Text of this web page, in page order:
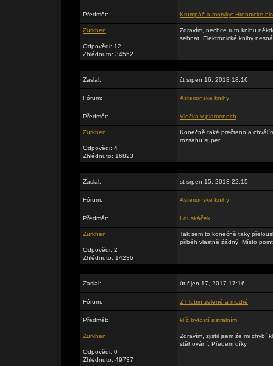
Předmět: Krumpáč a motyky: Hrobnické
Zurkhen
Odpovědi: 12
Zhlédnuto: 34552
Zdravím, nechce tuto knihu
sehnat. Elektronické knihy
Zaslal: čt srpen 16, 2018 18:16
Fórum: Asterionské knihy
Předmět: Vločka v plamenech
Zurkhen
Odpovědi: 4
Zhlédnuto: 16823
Konečně také prečteno a
rozsahu super
Zaslal: st srpen 15, 2018 22:15
Fórum: Asterionské knihy
Předmět: Louskáček
Zurkhen
Odpovědi: 2
Zhlédnuto: 14236
Tak sem to konečně taky
přiběh vlastně žádný. Místo
Zaslal: út říjen 17, 2017 17:16
Fórum: Z hlubin zelené a modré
Předmět: klíč bytostí astrálním
Zurkhen
Odpovědi: 0
Zhlédnuto: 49737
Zdravím, zjistil jsem že mi chybí
stěhování. Předem díky